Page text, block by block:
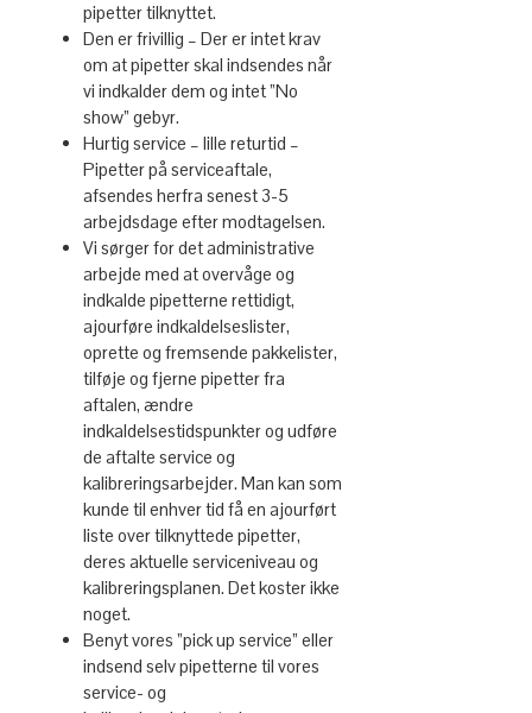
pipetter tilknyttet.
Den er frivillig – Der er intet krav
om at pipetter skal indsendes når
vi indkalder dem og intet ”No
show” gebyr.
Hurtig service – lille returtid –
Pipetter på serviceaftale,
afsendes herfra senest 3-5
arbejdsdage efter modtagelsen.
Vi sørger for det administrative
arbejde med at overvåge og
indkalde pipetterne rettidigt,
ajourføre indkaldelseslister,
oprette og fremsende pakkelister,
tilføje og fjerne pipetter fra
aftalen, ændre
indkaldelsestidspunkter og udføre
de aftalte service og
kalibreringsarbejder. Man kan som
kunde til enhver tid få en ajourført
liste over tilknyttede pipetter,
deres aktuelle serviceniveau og
kalibreringsplanen. Det koster ikke
noget.
Benyt vores ”pick up service” eller
indsend selv pipetterne til vores
service- og